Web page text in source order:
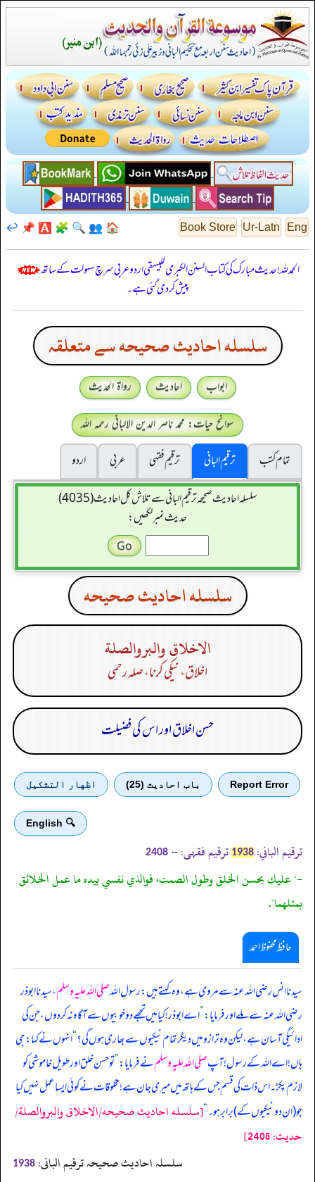
Eng
Ur-Latn
Book Store
🏠
👥
🔍
🧩
🅰️
📌
↩️
الحمدللہ! حدیث مبارک کی کتاب السنن الكبرى للبيهقي اردو عربی سرچ سہولت کے ساتھ
پیش کر دی گئی ہے۔
سلسله احاديث صحيحه سے متعلقہ
ابواب احادیث
رواۃ الحدیث
سوانح حیات: محمد ناصر الدین الالبانی رحمہ اللہ
تمام کتب
ترقیم البانی ترقيم فقہی عربی
اردو
سلسله احاديث صحيحه ترقیم البانی سے تلاش کل احادیث (4035)
حدیث نمبر لکھیں:
سلسله احاديث صحيحه
الاخلاق والبروالصلة
اخلاق، نیکی کرنا، صلہ رحمی
حسن اخلاق اور اس کی فضیلت
Report Error باب احادیث (25) اظهار التشكيل
🔍 English
ترقیم الباني: 1938 ترقیم فقہی: --
2408
-" عليك بحسن الخلق وطول الصمت، فوالذي نفسي بيده ما عمل الخلائق
بمثلهما".
حافظ محفوظ احمد
سیدنا انس رضی اللہ عنہ سے مروی ہے، وہ کہتے ہیں: رسول اللہصلی اللہ علیہ وسلم، سیدنا ابوذر
رضی اللہ عنہ سے ملے اور فرمایا:”اے ابوذر! کیا میں تجھے دو خوبیوں سے آگاہ نہ کر دوں، جن کی
ادائیگی آسان ہے، لیکن وہ ترازو میں دیگر تمام نیکیوں سے بھاری ہوں گی؟“انہوں نے کہا: جی
ہاں! اے اللہ کے رسول! آپصلی اللہ علیہ وسلمنے فرمایا:”تو حسن خلق اور طویل خاموشی کو
لازم پکڑ۔ اس ذات کی قسم جس کے ہاتھ میں میری جان ہے! مخلوقات نے کوئی ایسا عمل نہیں کیا
جو (‏‏‏‏ان دو نیکیوں کے) برابر ہو۔“[سلسله احاديث صحيحه/الاخلاق والبروالصلة/
حدیث: 2408]
سلسلہ احادیث صحیحہ ترقیم البانی: 1938